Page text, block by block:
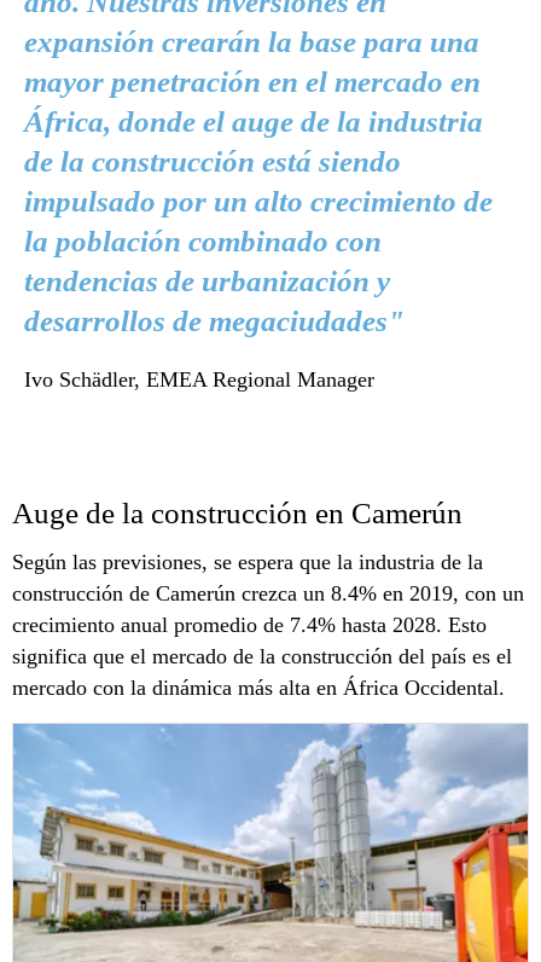
expansión crearán la base para una
mayor penetración en el mercado en
África, donde el auge de la industria
de la construcción está siendo
impulsado por un alto crecimiento de
la población combinado con
tendencias de urbanización y
desarrollos de megaciudades"
Ivo Schädler, EMEA Regional Manager
Auge de la construcción en Camerún
Según las previsiones, se espera que la industria de la
construcción de Camerún crezca un 8.4% en 2019, con un
crecimiento anual promedio de 7.4% hasta 2028. Esto
significa que el mercado de la construcción del país es el
mercado con la dinámica más alta en África Occidental.